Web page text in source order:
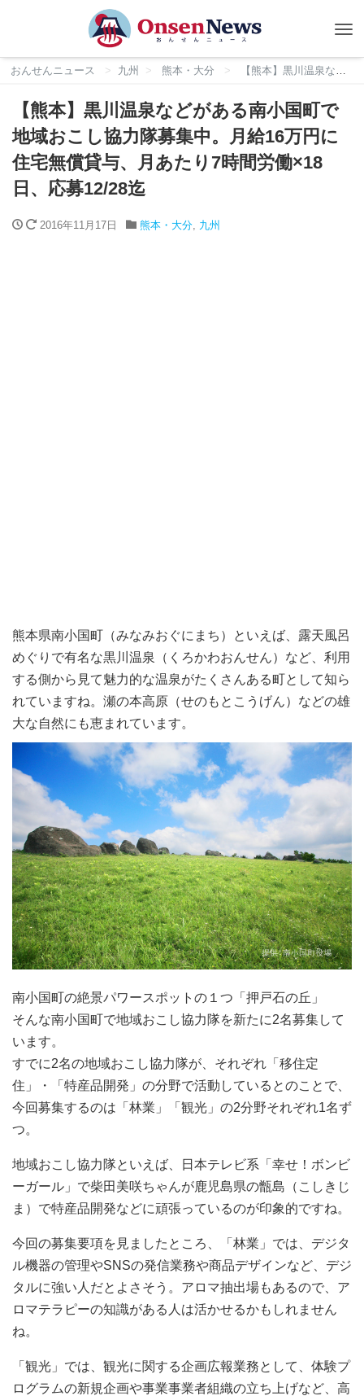
おんせんニュース 九州 熊本・大分 【熊本】黒川温泉などがある南小国町で地域おこし協力隊募集中。月給16万円に住宅無償貸与、月あたり7時間労働×18日、応募12/28迄
【熊本】黒川温泉などがある南小国町で
地域おこし協力隊募集中。月給16万円に
住宅無償貸与、月あたり7時間労働×18
日、応募12/28迄
2016年11月17日 熊本・大分, 九州
熊本県南小国町（みなみおぐにまち）といえば、露天風呂
めぐりで有名な黒川温泉（くろかわおんせん）など、利用
する側から見て魅力的な温泉がたくさんある町として知ら
れていますね。瀬の本高原（せのもとこうげん）などの雄
大な自然にも恵まれています。
南小国町の絶景パワースポットの１つ「押戸石の丘」
そんな南小国町で地域おこし協力隊を新たに2名募集して
います。
すでに2名の地域おこし協力隊が、それぞれ「移住定
住」・「特産品開発」の分野で活動しているとのことで、
今回募集するのは「林業」「観光」の2分野それぞれ1名ず
つ。
地域おこし協力隊といえば、日本テレビ系「幸せ！ボンビ
ーガール」で柴田美咲ちゃんが鹿児島県の甑島（こしきじ
ま）で特産品開発などに頑張っているのが印象的ですね。
今回の募集要項を見ましたところ、「林業」では、デジタ
ル機器の管理やSNSの発信業務や商品デザインなど、デジ
タルに強い人だとよさそう。アロマ抽出場もあるので、ア
ロマテラピーの知識がある人は活かせるかもしれません
ね。
「観光」では、観光に関する企画広報業務として、体験プ
ログラムの新規企画や事業事業者組織の立ち上げなど、高